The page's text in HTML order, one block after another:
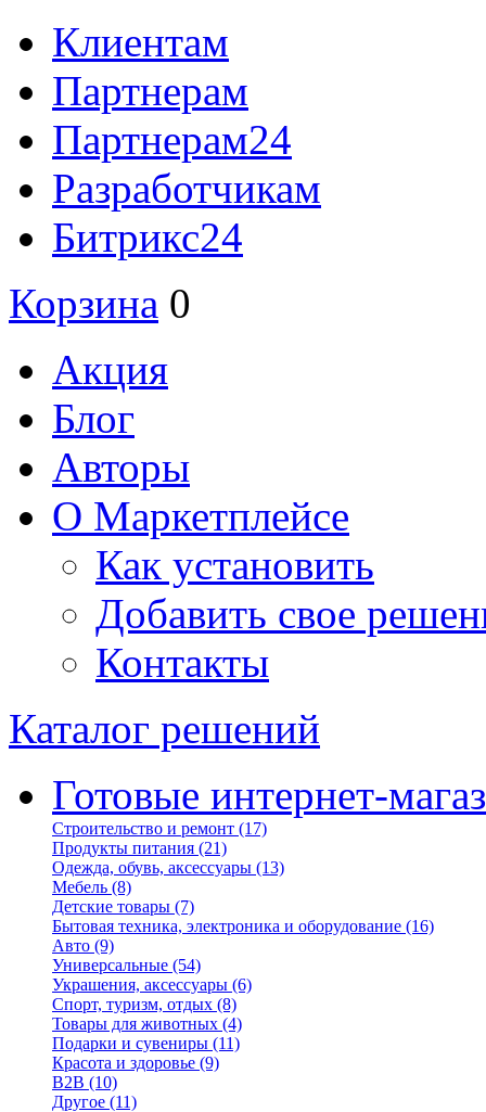
Клиентам
Партнерам
Партнерам24
Разработчикам
Битрикс24
Корзина 0
Акция
Блог
Авторы
О Маркетплейсе
Как установить
Добавить свое
Контакты
Каталог решений
Готовые интернет-
Строительство и ремонт (17)
Продукты питания (21)
Одежда, обувь, аксессуары (13)
Мебель (8)
Детские товары (7)
Бытовая техника, электроника и оборудование (16)
Авто (9)
Универсальные (54)
Украшения, аксессуары (6)
Спорт, туризм, отдых (8)
Товары для животных (4)
Подарки и сувениры (11)
Красота и здоровье (9)
B2B (10)
Другое (11)